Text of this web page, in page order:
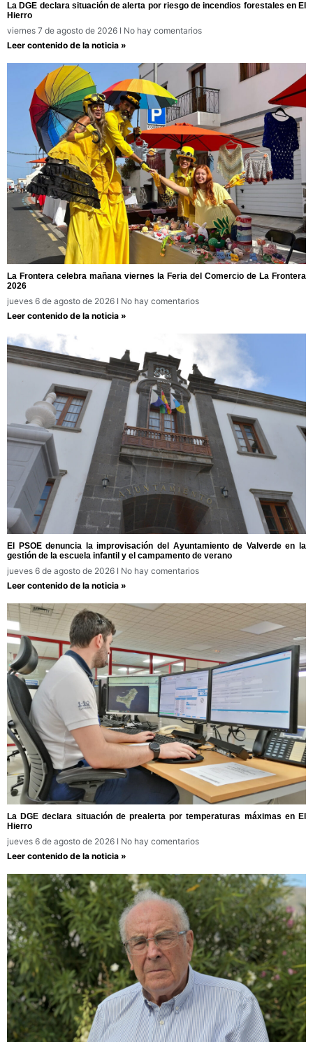
La DGE declara situación de alerta por riesgo de incendios forestales en El
Hierro
viernes 7 de agosto de 2026
No hay comentarios
Leer contenido de la noticia »
La Frontera celebra mañana viernes la Feria del Comercio de La Frontera
2026
jueves 6 de agosto de 2026
No hay comentarios
Leer contenido de la noticia »
El PSOE denuncia la improvisación del Ayuntamiento de Valverde en la
gestión de la escuela infantil y el campamento de verano
jueves 6 de agosto de 2026
No hay comentarios
Leer contenido de la noticia »
La DGE declara situación de prealerta por temperaturas máximas en El
Hierro
jueves 6 de agosto de 2026
No hay comentarios
Leer contenido de la noticia »